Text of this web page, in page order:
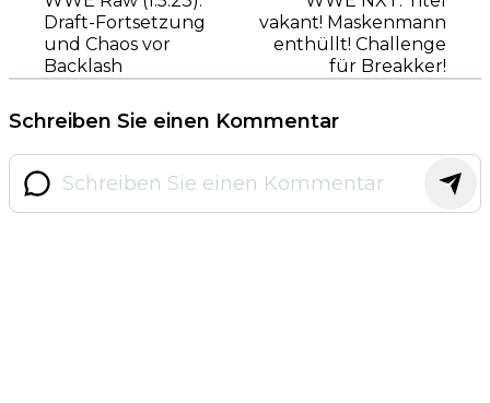
Draft-Fortsetzung
und Chaos vor
Backlash
vakant! Maskenmann
enthüllt! Challenge
für Breakker!
Schreiben Sie einen Kommentar